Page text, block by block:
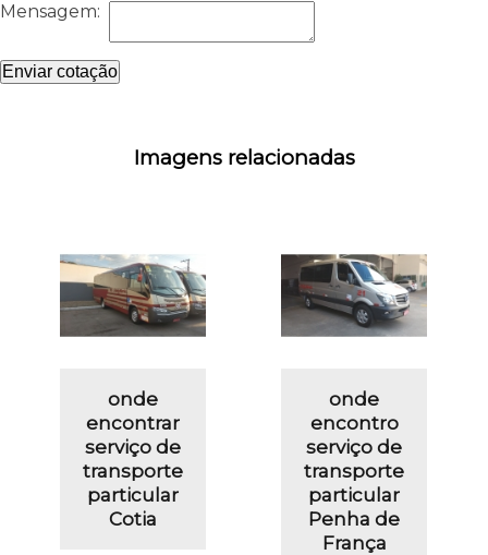
Mensagem:
Enviar cotação
Imagens relacionadas
onde
encontrar
serviço de
transporte
particular
Cotia
onde
encontro
serviço de
transporte
particular
Penha de
França